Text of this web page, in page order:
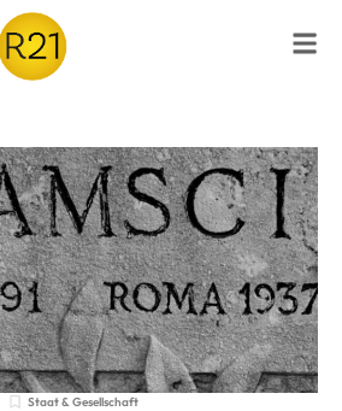
Staat & Gesellschaft